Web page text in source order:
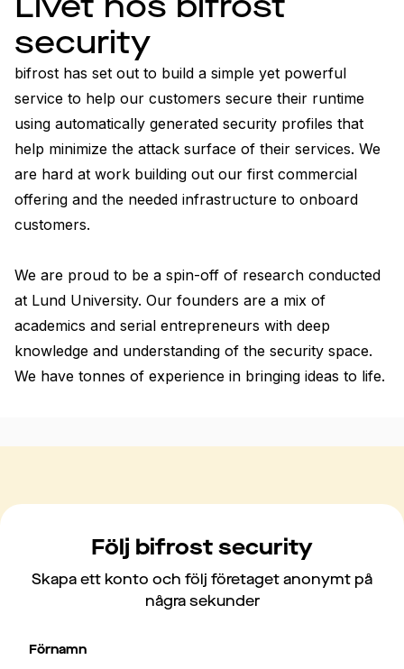
security
bifrost has set out to build a simple yet powerful
service to help our customers secure their runtime
using automatically generated security profiles that
help minimize the attack surface of their services. We
are hard at work building out our first commercial
offering and the needed infrastructure to onboard
customers.
We are proud to be a spin-off of research conducted
at Lund University. Our founders are a mix of
academics and serial entrepreneurs with deep
knowledge and understanding of the security space.
We have tonnes of experience in bringing ideas to life.
Följ bifrost security
Skapa ett konto och följ företaget anonymt på
några sekunder
Förnamn